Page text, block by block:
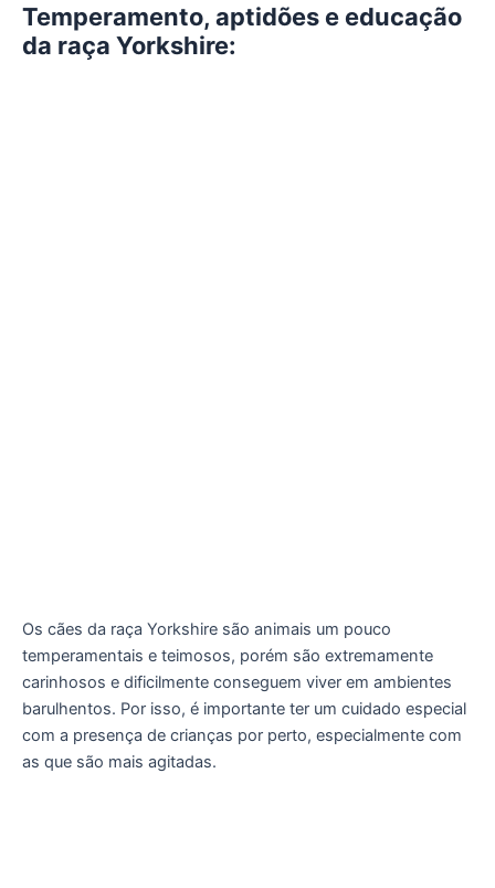
Temperamento, aptidões e educação
da raça Yorkshire:
Os cães da raça Yorkshire são animais um pouco
temperamentais e teimosos, porém são extremamente
carinhosos e dificilmente conseguem viver em ambientes
barulhentos. Por isso, é importante ter um cuidado especial
com a presença de crianças por perto, especialmente com
as que são mais agitadas.